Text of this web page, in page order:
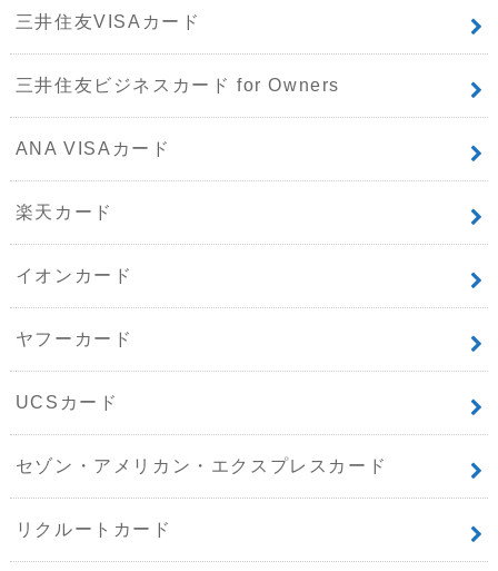
三井住友VISAカード
三井住友ビジネスカード for Owners
ANA VISAカード
楽天カード
イオンカード
ヤフーカード
UCSカード
セゾン・アメリカン・エクスプレスカード
リクルートカード